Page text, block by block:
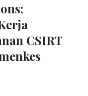
CSIRT